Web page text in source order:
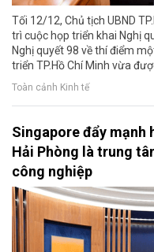
Tối 12/12, Chủ tịch UBND
trì cuộc họp triển khai Nghị
Nghị quyết 98 về thí điểm
triển TP.Hồ Chí Minh vừa
Toàn cảnh Kinh tế
Singapore đẩy mạnh
Hải Phòng là trung
công nghiệp